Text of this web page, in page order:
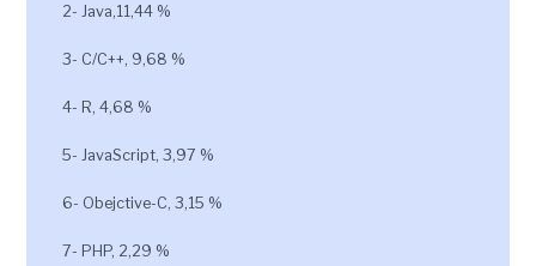
2- Java,11,44 %
3- C/C++, 9,68 %
4- R, 4,68 %
5- JavaScript, 3,97 %
6- Obejctive-C, 3,15 %
7- PHP, 2,29 %